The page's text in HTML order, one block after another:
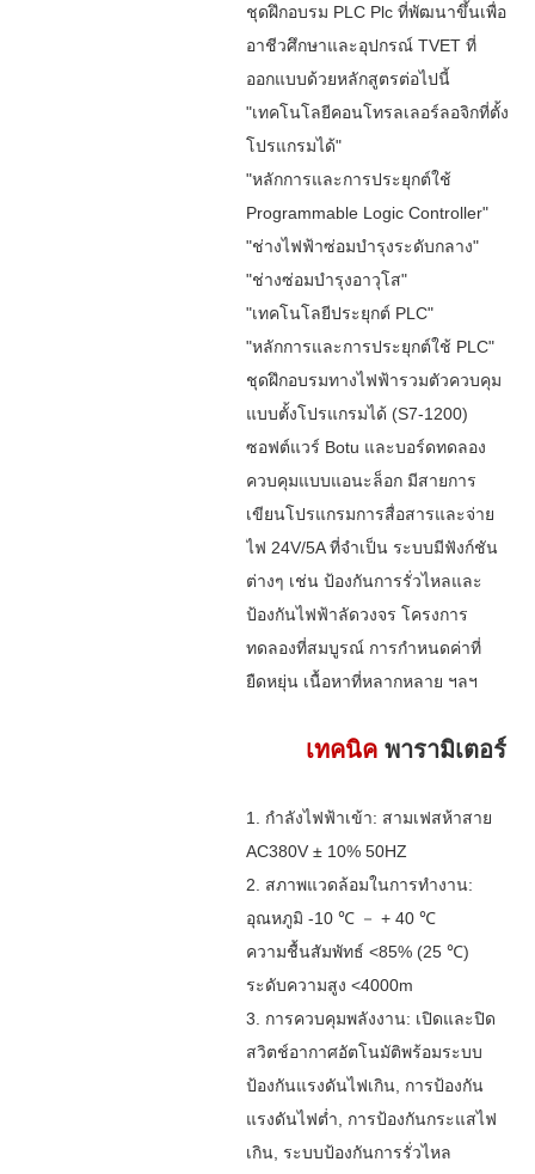
ชุดฝึกอบรม PLC Plc ที่พัฒนาขึ้นเพื่อ
อาชีวศึกษาและอุปกรณ์ TVET ที่
ออกแบบด้วยหลักสูตรต่อไปนี้
"เทคโนโลยีคอนโทรลเลอร์ลอจิกที่ตั้ง
โปรแกรมได้"
"หลักการและการประยุกต์ใช้
Programmable Logic Controller"
"ช่างไฟฟ้าซ่อมบำรุงระดับกลาง"
"ช่างซ่อมบำรุงอาวุโส"
"เทคโนโลยีประยุกต์ PLC"
"หลักการและการประยุกต์ใช้ PLC"
ชุดฝึกอบรมทางไฟฟ้ารวมตัวควบคุม
แบบตั้งโปรแกรมได้ (S7-1200)
ซอฟต์แวร์ Botu และบอร์ดทดลอง
ควบคุมแบบแอนะล็อก มีสายการ
เขียนโปรแกรมการสื่อสารและจ่าย
ไฟ 24V/5A ที่จำเป็น ระบบมีฟังก์ชัน
ต่างๆ เช่น ป้องกันการรั่วไหลและ
ป้องกันไฟฟ้าลัดวงจร โครงการ
ทดลองที่สมบูรณ์ การกำหนดค่าที่
ยืดหยุ่น เนื้อหาที่หลากหลาย ฯลฯ
เทคนิคพารามิเตอร์
1. กำลังไฟฟ้าเข้า: สามเฟสห้าสาย
AC380V ± 10% 50HZ
2. สภาพแวดล้อมในการทำงาน:
อุณหภูมิ -10 ℃ － + 40 ℃
ความชื้นสัมพัทธ์ <85% (25 ℃)
ระดับความสูง <4000m
3. การควบคุมพลังงาน: เปิดและปิด
สวิตช์อากาศอัตโนมัติพร้อมระบบ
ป้องกันแรงดันไฟเกิน, การป้องกัน
แรงดันไฟต่ำ, การป้องกันกระแสไฟ
เกิน, ระบบป้องกันการรั่วไหล